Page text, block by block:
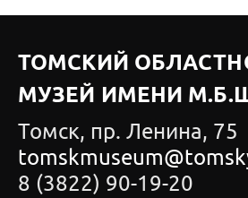
ТОМСКИЙ
МУЗЕЙ ИМЕНИ
Томск, пр. Ленина, 75
8 (3822) 90-19-20